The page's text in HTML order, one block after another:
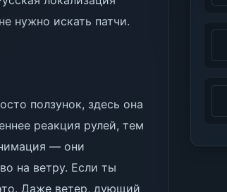
нужно искать патчи.
ползунок, здесь она
реакция рулей, тем
— они
на ветру. Если ты
Даже ветер, дующий